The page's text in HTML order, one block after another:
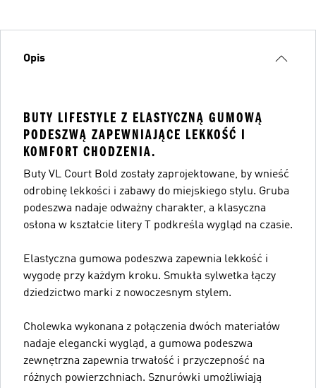
Opis
BUTY LIFESTYLE Z ELASTYCZNĄ GUMOWĄ
PODESZWĄ ZAPEWNIAJĄCE LEKKOŚĆ I
KOMFORT CHODZENIA.
Buty VL Court Bold zostały zaprojektowane, by wnieść
odrobinę lekkości i zabawy do miejskiego stylu. Gruba
podeszwa nadaje odważny charakter, a klasyczna
osłona w kształcie litery T podkreśla wygląd na czasie.
Elastyczna gumowa podeszwa zapewnia lekkość i
wygodę przy każdym kroku. Smukła sylwetka łączy
dziedzictwo marki z nowoczesnym stylem.
Cholewka wykonana z połączenia dwóch materiałów
nadaje elegancki wygląd, a gumowa podeszwa
zewnętrzna zapewnia trwałość i przyczepność na
różnych powierzchniach. Sznurówki umożliwiają